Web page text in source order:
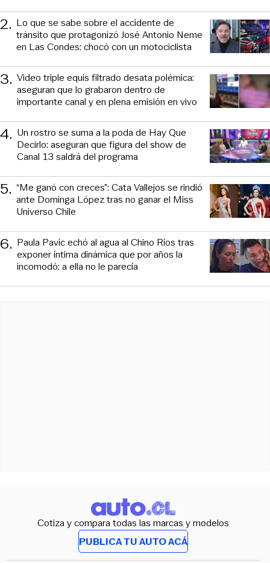
2. Lo que se sabe sobre el accidente de
tránsito que protagonizó José Antonio Neme
en Las Condes: chocó con un motociclista
3. Video triple equis filtrado desata polémica:
aseguran que lo grabaron dentro de
importante canal y en plena emisión en vivo
4. Un rostro se suma a la poda de Hay Que
Decirlo: aseguran que figura del show de
Canal 13 saldrá del programa
5. “Me ganó con creces”: Cata Vallejos se rindió
ante Dominga López tras no ganar el Miss
Universo Chile
6. Paula Pavic echó al agua al Chino Ríos tras
exponer íntima dinámica que por años la
incomodó: a ella no le parecía
Cotiza y compara todas las marcas y modelos
PUBLICA TU AUTO ACÁ